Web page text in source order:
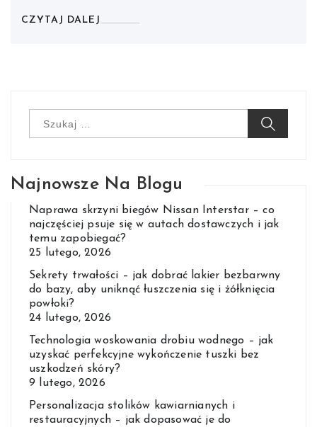
CZYTAJ DALEJ
Najnowsze Na Blogu
Naprawa skrzyni biegów Nissan Interstar – co
najczęściej psuje się w autach dostawczych i jak
temu zapobiegać?
25 lutego, 2026
Sekrety trwałości – jak dobrać lakier bezbarwny
do bazy, aby uniknąć łuszczenia się i żółknięcia
powłoki?
24 lutego, 2026
Technologia woskowania drobiu wodnego – jak
uzyskać perfekcyjne wykończenie tuszki bez
uszkodzeń skóry?
9 lutego, 2026
Personalizacja stolików kawiarnianych i
restauracyjnych – jak dopasować je do